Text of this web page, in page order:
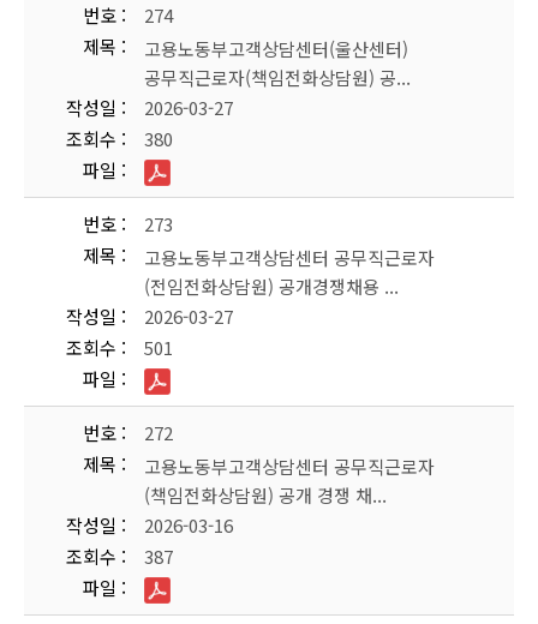
번호
274
제목
고용노동부고객상담센터(울산센터)
공무직근로자(책임전화상담원) 공...
작성일
2026-03-27
조회수
380
파일
번호
273
제목
고용노동부고객상담센터 공무직근로자
(전임전화상담원) 공개경쟁채용 ...
작성일
2026-03-27
조회수
501
파일
번호
272
제목
고용노동부고객상담센터 공무직근로자
(책임전화상담원) 공개 경쟁 채...
작성일
2026-03-16
조회수
387
파일